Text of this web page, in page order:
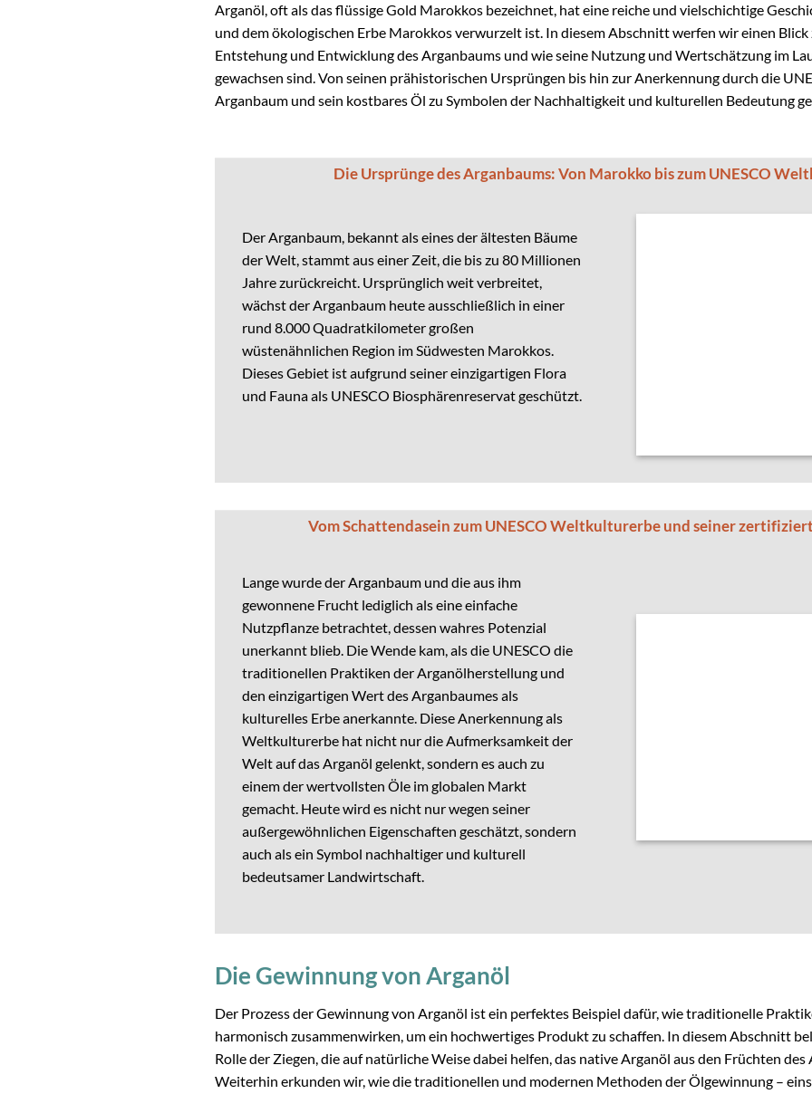
Arganöl, oft als das flüssige Gold Marokkos bezeichnet, hat eine reiche und vielschichtige
und dem ökologischen Erbe Marokkos verwurzelt ist. In diesem Abschnitt werfen wir einen
Entstehung und Entwicklung des Arganbaums und wie seine Nutzung und Wertschätzung im
gewachsen sind. Von seinen prähistorischen Ursprüngen bis hin zur Anerkennung durch die
Arganbaum und sein kostbares Öl zu Symbolen der Nachhaltigkeit und kulturellen Bedeutung
Die Ursprünge des Arganbaums: Von Marokko bis zum UNESCO
Der Arganbaum, bekannt als eines der ältesten Bäume
der Welt, stammt aus einer Zeit, die bis zu 80 Millionen
Jahre zurückreicht. Ursprünglich weit verbreitet,
wächst der Arganbaum heute ausschließlich in einer
rund 8.000 Quadratkilometer großen
wüstenähnlichen Region im Südwesten Marokkos.
Dieses Gebiet ist aufgrund seiner einzigartigen Flora
und Fauna als UNESCO Biosphärenreservat geschützt.
Vom Schattendasein zum UNESCO Weltkulturerbe und seiner
Lange wurde der Arganbaum und die aus ihm
gewonnene Frucht lediglich als eine einfache
Nutzpflanze betrachtet, dessen wahres Potenzial
unerkannt blieb. Die Wende kam, als die UNESCO die
traditionellen Praktiken der Arganölherstellung und
den einzigartigen Wert des Arganbaumes als
kulturelles Erbe anerkannte. Diese Anerkennung als
Weltkulturerbe hat nicht nur die Aufmerksamkeit der
Welt auf das Arganöl gelenkt, sondern es auch zu
einem der wertvollsten Öle im globalen Markt
gemacht. Heute wird es nicht nur wegen seiner
außergewöhnlichen Eigenschaften geschätzt, sondern
auch als ein Symbol nachhaltiger und kulturell
bedeutsamer Landwirtschaft.
Die Gewinnung von Arganöl
Der Prozess der Gewinnung von Arganöl ist ein perfektes Beispiel dafür, wie traditionelle
harmonisch zusammenwirken, um ein hochwertiges Produkt zu schaffen. In diesem Abschnitt
Rolle der Ziegen, die auf natürliche Weise dabei helfen, das native Arganöl aus den Früchten
Weiterhin erkunden wir, wie die traditionellen und modernen Methoden der Ölgewinnung –